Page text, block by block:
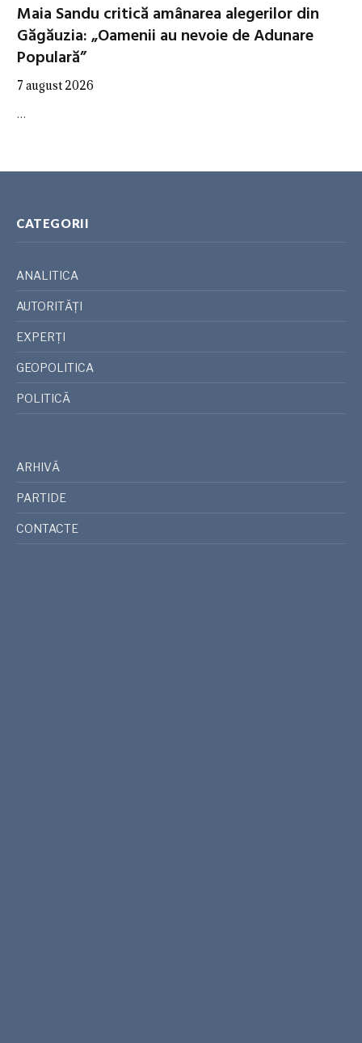
Maia Sandu critică amânarea alegerilor din
Găgăuzia: „Oamenii au nevoie de Adunare
Populară”
7 august 2026
…
CATEGORII
ANALITICA
AUTORITĂȚI
EXPERȚI
GEOPOLITICA
POLITICĂ
ARHIVĂ
PARTIDE
CONTACTE